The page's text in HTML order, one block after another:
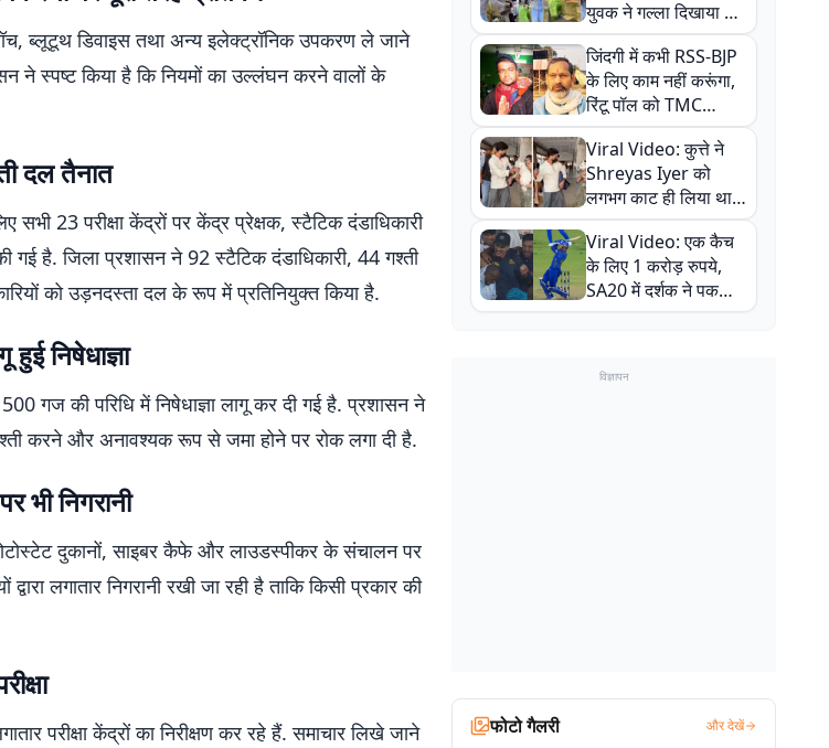
वॉच, ब्लूटूथ डिवाइस तथा अन्य इलेक्ट्रॉनिक उपकरण ले जाने
ने स्पष्ट किया है कि नियमों का उल्लंघन करने वालों के
दल तैनात
सभी 23 परीक्षा केंद्रों पर केंद्र प्रेक्षक, स्टैटिक दंडाधिकारी
गई है. जिला प्रशासन ने 92 स्टैटिक दंडाधिकारी, 44 गश्ती
को उड़नदस्ता दल के रूप में प्रतिनियुक्त किया है.
निषेधाज्ञा
गज की परिधि में निषेधाज्ञा लागू कर दी गई है. प्रशासन ने
करने और अनावश्यक रूप से जमा होने पर रोक लगा दी है.
भी निगरानी
दुकानों, साइबर कैफे और लाउडस्पीकर के संचालन पर
लगातार निगरानी रखी जा रही है ताकि किसी प्रकार की
परीक्षा केंद्रों का निरीक्षण कर रहे हैं. समाचार लिखे जाने
युवक ने गल्ला दिखाया तो
नौकरी वालों के खड़े हो गए
कान
जिंदगी में कभी RSS-BJP
के लिए काम नहीं करूंगा,
रिंटू पॉल को TMC
ऑफिस में ले जाकर पीटा,
Video वायरल
Viral Video: कुत्ते ने
Shreyas Iyer को
लगभग काट ही लिया था,
न्यूजीलैंड सीरीज से पहले
बाल-बाल बचे
Viral Video: एक कैच
के लिए 1 करोड़ रुपये,
SA20 में दर्शक ने पकड़ा
एक हाथ से गजब का कैच
विज्ञापन
फोटो गैलरी और देखें